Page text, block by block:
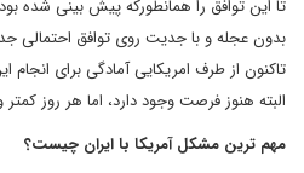
بدون عجله و با جدیت روی توافق احتمالی
تاکنون از طرف امریکایی آمادگی برای
البته هنوز فرصت وجود دارد، ‌اما هر روز
مهم ترین مشکل آمریکا با ایران چیست؟